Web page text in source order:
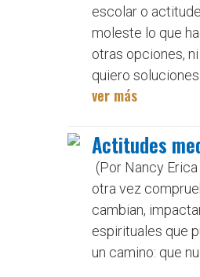
escolar o
moleste lo que
otras opciones,
quiero
ver más
Actitudes
(Por Nancy
otra vez
cambian,
espirituales que
un camino: que